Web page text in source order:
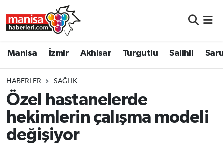
Manisa İzmir Akhisar Turgutlu Salihli
HABERLER SAĞLIK
Özel hastanelerde
hekimlerin çalışma modeli
değişiyor
Turgutlu
Salihli
Manisa Nöbetçi Eczaneler
Manisa Trafik Yoğunluk Haritası
Süper Lig Puan Durumu ve Fikstür